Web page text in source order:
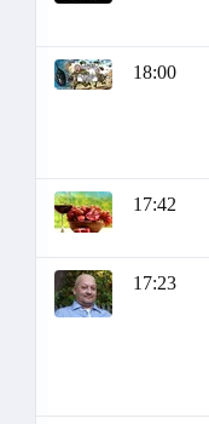
18:00
17:42
17:23